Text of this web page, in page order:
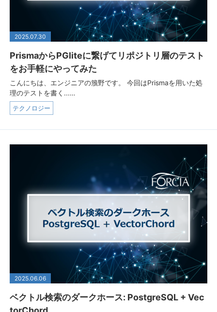
2025.07.30
PrismaからPGliteに繋げてリポジトリ層のテスト
をお手軽にやってみた
こんにちは、エンジニアの籏野です。 今回はPrismaを用いた処
理のテストを書く...…
テクノロジー
2025.06.06
ベクトル検索のダークホース: PostgreSQL + Vec